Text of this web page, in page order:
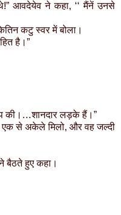
आवदेयेव ने कहा, ‘‘ मैंनें उनसे
कटु स्वर में बोला।
है।”
की।…शानदार लड़के हैं।”
एक से अकेले मिलो, और वह जल्दी
बैठते हुए कहा।